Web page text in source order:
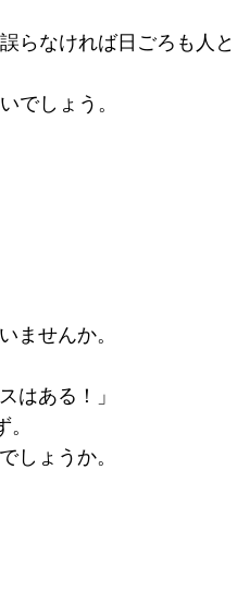
らなければ日ごろも人と
でしょう。
ませんか。
はある！」
しょうか。